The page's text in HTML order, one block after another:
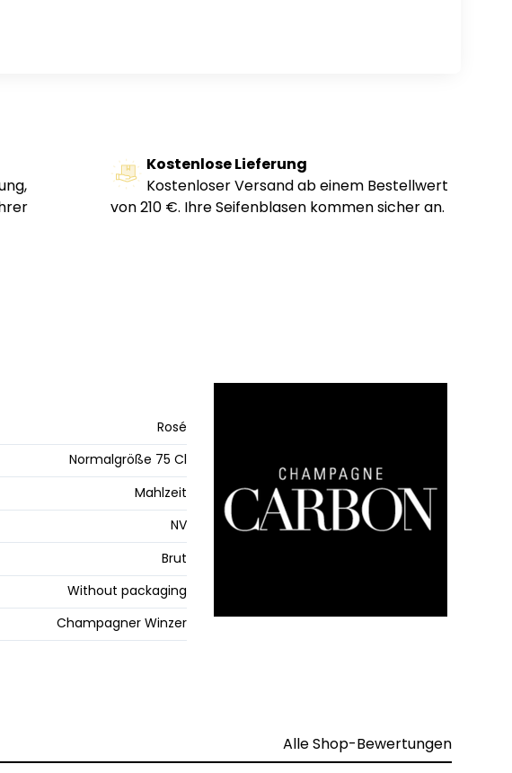
Kostenlose Lieferung
Kostenloser Versand ab einem Bestellwert
von 210 €. Ihre Seifenblasen kommen sicher an.
Rosé
Normalgröße 75 Cl
Mahlzeit
NV
Brut
Without packaging
Champagner Winzer
Alle Shop-Bewertungen